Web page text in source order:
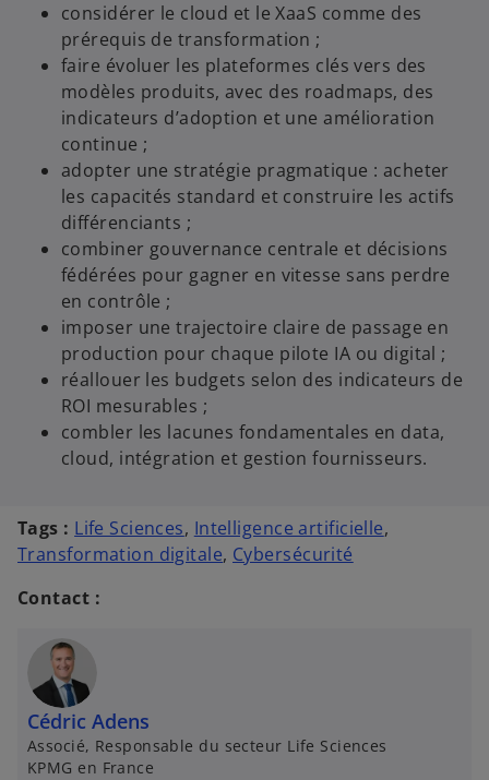
considérer le cloud et le XaaS comme des
prérequis de transformation ;
faire évoluer les plateformes clés vers des
modèles produits, avec des roadmaps, des
indicateurs d’adoption et une amélioration
continue ;
adopter une stratégie pragmatique : acheter
les capacités standard et construire les actifs
différenciants ;
combiner gouvernance centrale et décisions
fédérées pour gagner en vitesse sans perdre
en contrôle ;
imposer une trajectoire claire de passage en
production pour chaque pilote IA ou digital ;
réallouer les budgets selon des indicateurs de
ROI mesurables ;
combler les lacunes fondamentales en data,
cloud, intégration et gestion fournisseurs.
Tags : Life Sciences, Intelligence artificielle,
Transformation digitale, Cybersécurité
Contact :
Cédric Adens
Associé, Responsable du secteur Life Sciences
KPMG en France